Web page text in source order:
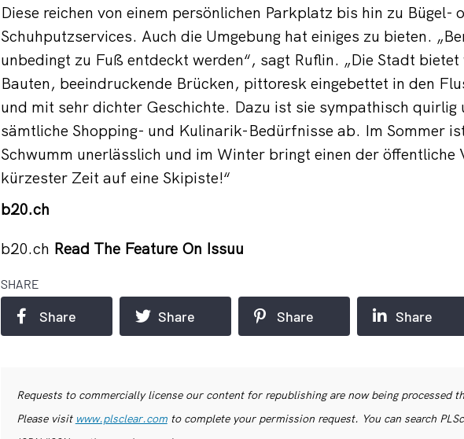
Diese reichen von einem persönlichen Parkplatz bis hin zu Bügel-
Schuhputzservices. Auch die Umgebung hat einiges zu bieten.
unbedingt zu Fuß entdeckt werden“, sagt Ruflin. „Die Stadt bietet
Bauten, beeindruckende Brücken, pittoresk eingebettet in den
und mit sehr dichter Geschichte. Dazu ist sie sympathisch quirlig
sämtliche Shopping- und Kulinarik-Bedürfnisse ab. Im Sommer
Schwumm unerlässlich und im Winter bringt einen der öffentliche
kürzester Zeit auf eine Skipiste!“
b20.ch
b20.ch Read The Feature On Issuu
SHARE
Share Share Share Share
Requests to commercially license our content for republishing are now being processed
Please visit www.plsclear.comto complete your permission request. You can search